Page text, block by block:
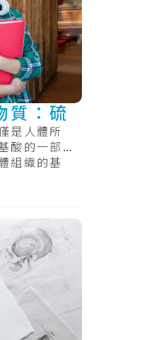
質：硫
是人體所
酸的一部
組織的基
膚、頭髮